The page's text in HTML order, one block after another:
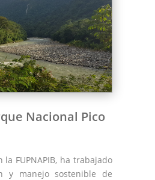
Nacional Pico
la FUPNAPIB, ha trabajado
y manejo sostenible de